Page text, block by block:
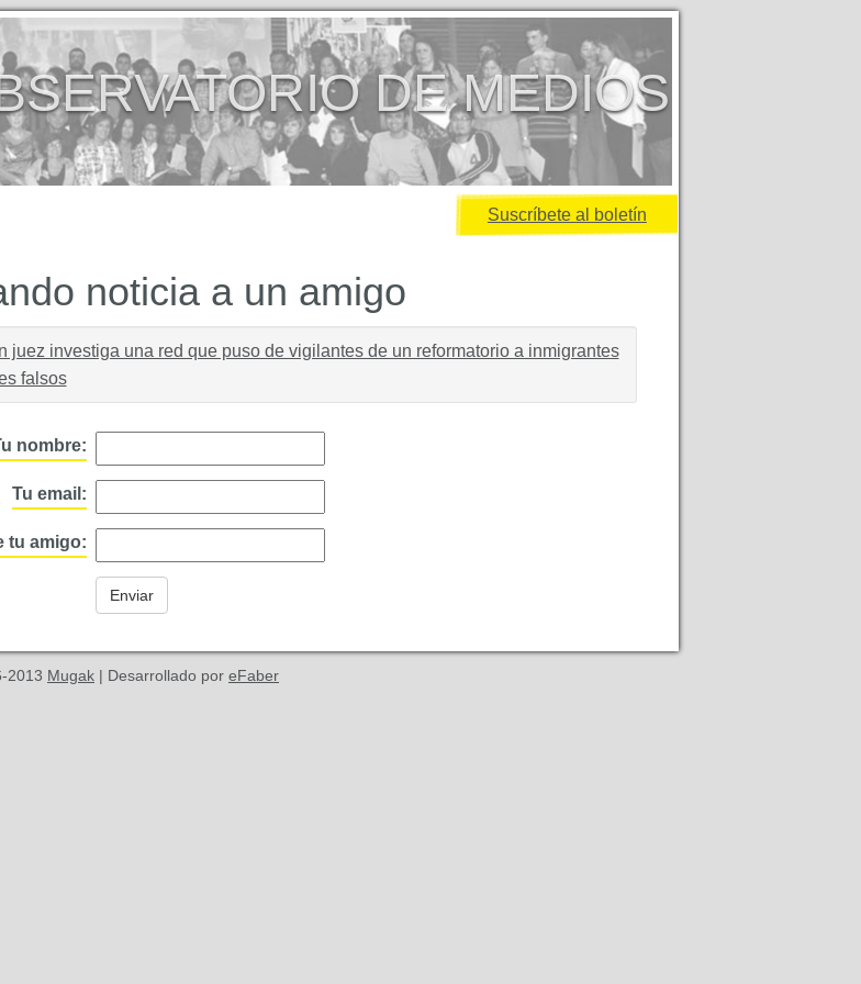
DE MEDIOS
Suscríbete al boletín
noticia a un amigo
juez investiga una red que puso de vigilantes de un reformatorio a inmigrantes
falsos
nombre:
Tu email:
tu amigo:
2013 Mugak | Desarrollado por eFaber